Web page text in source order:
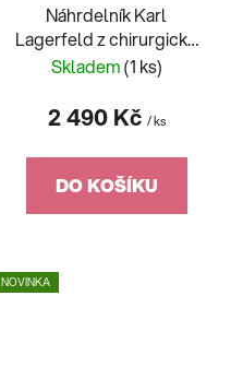
Náhrdelník Karl
Lagerfeld z chirurgické
oceli Pearl KLAYR12
Skladem(1 ks)
2 490 Kč / ks
DO KOŠÍKU
NOVINKA